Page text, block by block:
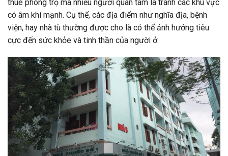
thuê phòng trọ mà nhiều người quan tâm là tránh các khu vực
có âm khí mạnh. Cụ thể, các địa điểm như nghĩa địa, bệnh
viện, hay nhà tù thường được cho là có thể ảnh hưởng tiêu
cực đến sức khỏe và tinh thần của người ở.